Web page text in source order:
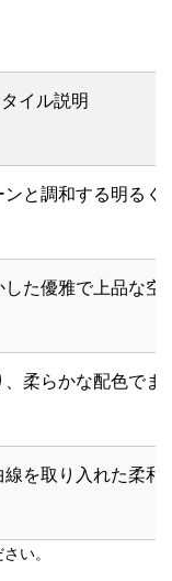
イル説明
と調和する明るく
た優雅で上品な空
柔らかな配色でま
を取り入れた柔和
い。